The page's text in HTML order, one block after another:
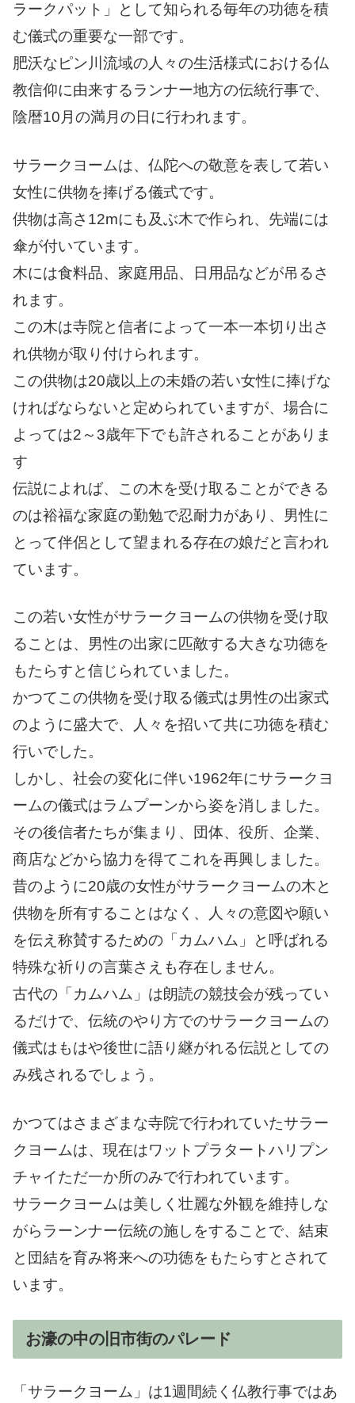
ラークパット」として知られる毎年の功徳を積
む儀式の重要な一部です。
肥沃なピン川流域の人々の生活様式における仏
教信仰に由来するランナー地方の伝統行事で、
陰暦10月の満月の日に行われます。
サラークヨームは、仏陀への敬意を表して若い
女性に供物を捧げる儀式です。
供物は高さ12mにも及ぶ木で作られ、先端には
傘が付いています。
木には食料品、家庭用品、日用品などが吊るさ
れます。
この木は寺院と信者によって一本一本切り出さ
れ供物が取り付けられます。
この供物は20歳以上の未婚の若い女性に捧げな
ければならないと定められていますが、場合に
よっては2～3歳年下でも許されることがありま
す
伝説によれば、この木を受け取ることができる
のは裕福な家庭の勤勉で忍耐力があり、男性に
とって伴侶として望まれる存在の娘だと言われ
ています。
この若い女性がサラークヨームの供物を受け取
ることは、男性の出家に匹敵する大きな功徳を
もたらすと信じられていました。
かつてこの供物を受け取る儀式は男性の出家式
のように盛大で、人々を招いて共に功徳を積む
行いでした。
しかし、社会の変化に伴い1962年にサラークヨ
ームの儀式はラムプーンから姿を消しました。
その後信者たちが集まり、団体、役所、企業、
商店などから協力を得てこれを再興しました。
昔のように20歳の女性がサラークヨームの木と
供物を所有することはなく、人々の意図や願い
を伝え称賛するための「カムハム」と呼ばれる
特殊な祈りの言葉さえも存在しません。
古代の「カムハム」は朗読の競技会が残ってい
るだけで、伝統のやり方でのサラークヨームの
儀式はもはや後世に語り継がれる伝説としての
み残されるでしょう。
かつてはさまざまな寺院で行われていたサラー
クヨームは、現在はワットプラタートハリプン
チャイただ一か所のみで行われています。
サラークヨームは美しく壮麗な外観を維持しな
がらラーンナー伝統の施しをすることで、結束
と団結を育み将来への功徳をもたらすとされて
います。
お濠の中の旧市街のパレード
「サラークヨーム」は1週間続く仏教行事ではあ